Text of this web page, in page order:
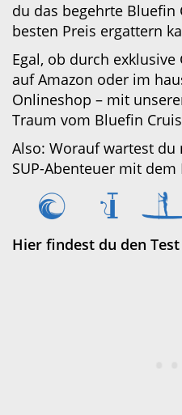
du das begehrte Bluefin
besten Preis ergattern
Egal, ob durch
auf Amazon oder im
Onlineshop – mit
Traum vom Bluefin
Also: Worauf wartest du
SUP-Abenteuer mit
Hier findest du den